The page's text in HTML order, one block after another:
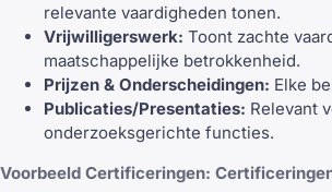
relevante vaardigheden tonen.
Vrijwilligerswerk: Toont zachte
maatschappelijke betrokkenheid.
Prijzen & Onderscheidingen: Elke
Publicaties/Presentaties: Relevant
onderzoeksgerichte functies.
Voorbeeld Certificeringen: